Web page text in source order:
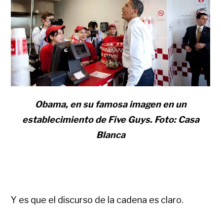
Obama, en su famosa imagen en un
establecimiento de Five Guys. Foto: Casa
Blanca
Y es que el discurso de la cadena es claro.